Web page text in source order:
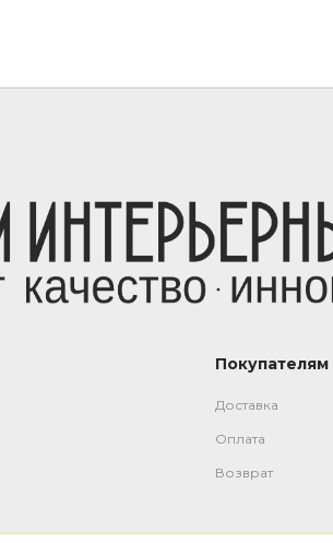
Покупателям
Доставка
Оплата
Возврат